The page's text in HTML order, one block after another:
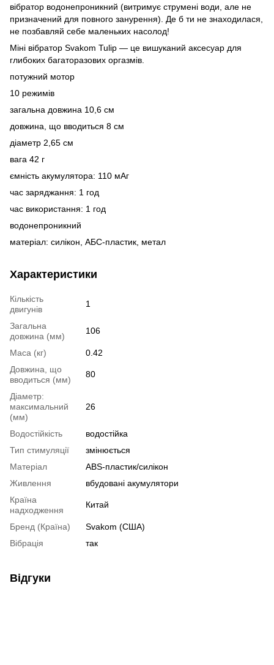
вібратор водонепроникний (витримує струмені води, але не
призначений для повного занурення). Де б ти не знаходилася,
не позбавляй себе маленьких насолод!
Міні вібратор Svakom Tulip — це вишуканий аксесуар для
глибоких багаторазових оргазмів.
потужний мотор
10 режимів
загальна довжина 10,6 см
довжина, що вводиться 8 см
діаметр 2,65 см
вага 42 г
ємність акумулятора: 110 мАг
час заряджання: 1 год
час використання: 1 год
водонепроникний
матеріал: силікон, АБС-пластик, метал
Характеристики
Кількість
двигунів
1
Загальна
довжина (мм)
106
Маса (кг)
0.42
Довжина, що
вводиться (мм)
80
Діаметр:
максимальний
(мм)
26
Водостійкість
водостійка
Тип стимуляції
змінюється
Матеріал
ABS-пластик/силікон
Живлення
вбудовані акумулятори
Країна
надходження
Китай
Бренд (Країна)
Svakom (США)
Вібрація
так
Відгуки